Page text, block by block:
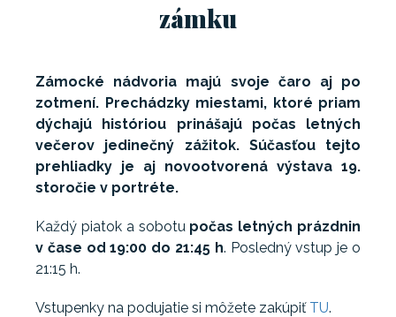
zámku
Zámocké nádvoria majú svoje čaro aj po
zotmení. Prechádzky miestami, ktoré priam
dýchajú históriou prinášajú počas letných
večerov jedinečný zážitok. Súčasťou tejto
prehliadky je aj novootvorená výstava 19.
storočie v portréte.
Každý piatok a sobotu počas letných prázdnin
v čase od 19:00 do 21:45 h. Posledný vstup je o
21:15 h.
Vstupenky na podujatie si môžete zakúpiť TU.